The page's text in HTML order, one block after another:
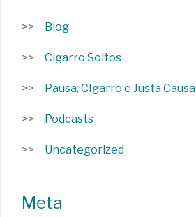
Blog
Cigarro Soltos
Pausa, CIgarro e Justa Causa
Podcasts
Uncategorized
Meta